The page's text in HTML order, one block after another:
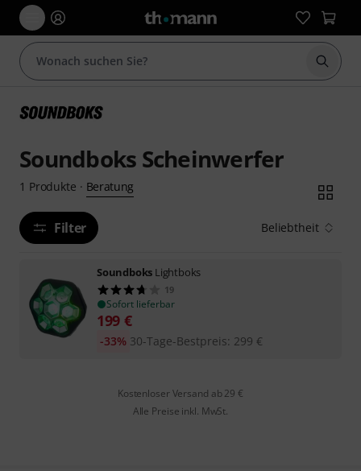
Suche
Soundboks Scheinwerfer
1 Produkte · Beratung
Filter Beliebtheit
Soundboks Lightboks
19
Sofort lieferbar
199 €
30-Tage-Bestpreis: 299 €
-33%
Kostenloser Versand ab 29 €
Alle Preise inkl. MwSt.